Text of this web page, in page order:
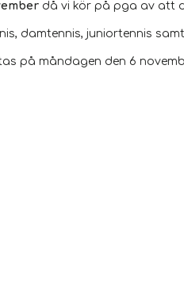
då vi kör på pga av att
damtennis, juniortennis
på måndagen den 6